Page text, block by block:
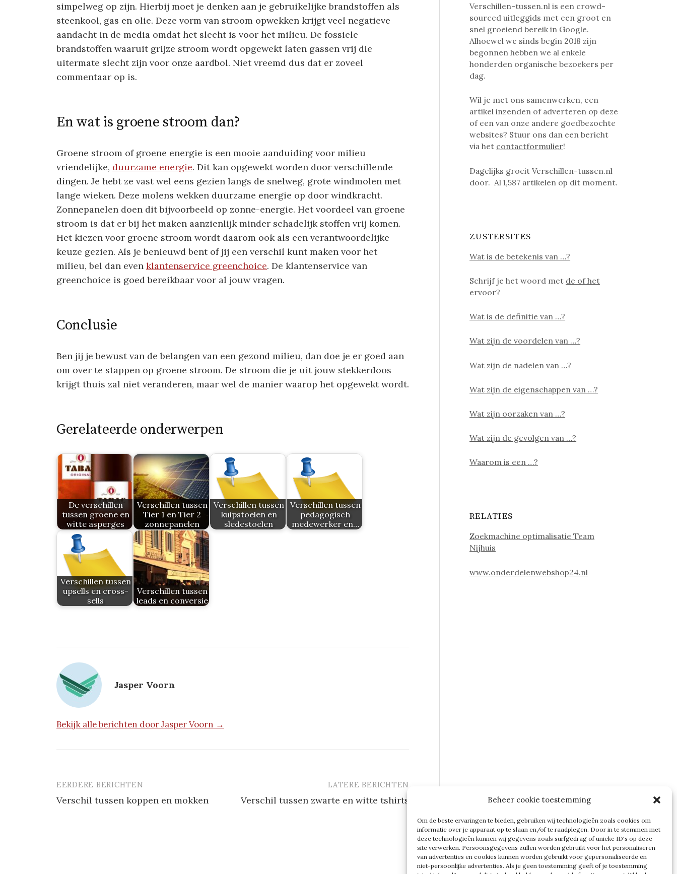
Beheer cookie toestemming
Om de beste ervaringen te bieden, gebruiken wij technologieën zoals cookies om
informatie over je apparaat op te slaan en/of te raadplegen. Door in te stemmen met
deze technologieën kunnen wij gegevens zoals surfgedrag of unieke ID's op deze
site verwerken. Persoonsgegevens zullen worden gebruikt voor het personaliseren
van advertenties en cookies kunnen worden gebruikt voor gepersonaliseerde en
niet-persoonlijke advertenties. Als je geen toestemming geeft of je toestemming
simpelweg op zijn. Hierbij moet je denken aan je gebruikelijke brandstoffen als
steenkool, gas en olie. Deze vorm van stroom opwekken krijgt veel negatieve
aandacht in de media omdat het slecht is voor het milieu. De fossiele
brandstoffen waaruit grijze stroom wordt opgewekt laten gassen vrij die
uitermate slecht zijn voor onze aardbol. Niet vreemd dus dat er zoveel
commentaar op is.
En wat is groene stroom dan?
Groene stroom of groene energie is een mooie aanduiding voor milieu
vriendelijke, duurzame energie. Dit kan opgewekt worden door verschillende
dingen. Je hebt ze vast wel eens gezien langs de snelweg, grote windmolen met
lange wieken. Deze molens wekken duurzame energie op door windkracht.
Zonnepanelen doen dit bijvoorbeeld op zonne-energie. Het voordeel van groene
stroom is dat er bij het maken aanzienlijk minder schadelijk stoffen vrij komen.
Het kiezen voor groene stroom wordt daarom ook als een verantwoordelijke
keuze gezien. Als je benieuwd bent of jij een verschil kunt maken voor het
milieu, bel dan even klantenservice greenchoice. De klantenservice van
greenchoice is goed bereikbaar voor al jouw vragen.
Conclusie
Ben jij je bewust van de belangen van een gezond milieu, dan doe je er goed aan
om over te stappen op groene stroom. De stroom die je uit jouw stekkerdoos
krijgt thuis zal niet veranderen, maar wel de manier waarop het opgewekt wordt.
Gerelateerde onderwerpen
De verschillen
tussen groene en
witte asperges
Verschillen tussen
Tier 1 en Tier 2
zonnepanelen
Verschillen tussen
kuipstoelen en
sledestoelen
Verschillen tussen
pedagogisch
medewerker en…
Verschillen tussen
upsells en cross-
sells
Verschillen tussen
leads en conversie
Jasper Voorn
Bekijk alle berichten door Jasper Voorn →
Berichtnavigatie
EERDERE BERICHTEN
Verschil tussen koppen en mokken
LATERE BERICHTEN
Verschil tussen zwarte en witte tshirts
Verschillen-tussen.nl is een crowd-
sourced uitleggids met een groot en
snel groeiend bereik in Google.
Alhoewel we sinds begin 2018 zijn
begonnen hebben we al enkele
honderden organische bezoekers per
dag.
Wil je met ons samenwerken, een
artikel inzenden of adverteren op deze
of een van onze andere goedbezochte
websites? Stuur ons dan een bericht
via het contactformulier!
Dagelijks groeit Verschillen-tussen.nl
door. Al1,587 artikelen op dit moment.
ZUSTERSITES
Wat is de betekenis van …?
Schrijf je het woord met de of het
ervoor?
Wat is de definitie van …?
Wat zijn de voordelen van …?
Wat zijn de nadelen van …?
Wat zijn de eigenschappen van …?
Wat zijn oorzaken van …?
Wat zijn de gevolgen van …?
Waarom is een …?
RELATIES
Zoekmachine optimalisatie Team
Nijhuis
www.onderdelenwebshop24.nl